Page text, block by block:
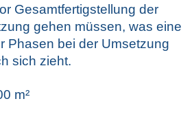
Gesamtfertigstellung der
gehen müssen, was eine
Phasen bei der Umsetzung
sich zieht.
m²